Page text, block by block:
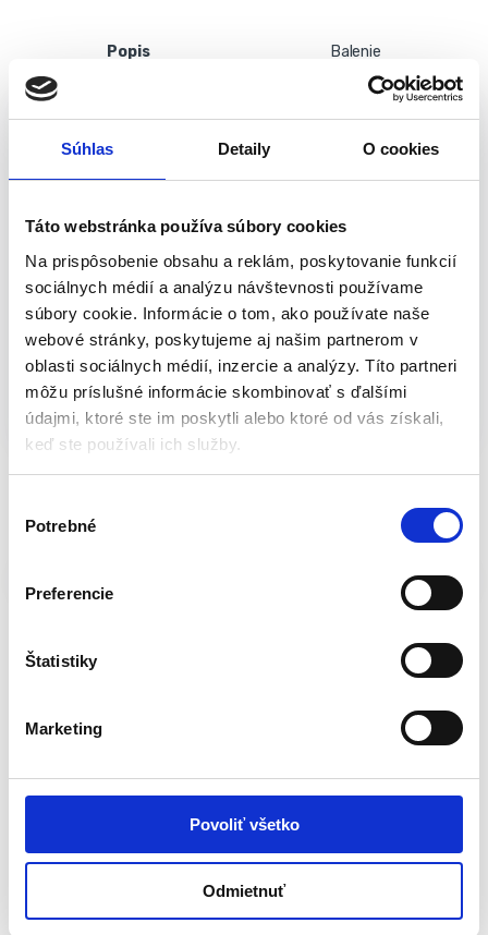
Súhlas Detaily O cookies
Táto webstránka používa súbory cookies
Na prispôsobenie obsahu a reklám, poskytovanie funkcií
sociálnych médií a analýzu návštevnosti používame
súbory cookie. Informácie o tom, ako používate naše
webové stránky, poskytujeme aj našim partnerom v
oblasti sociálnych médií, inzercie a analýzy. Títo partneri
môžu príslušné informácie skombinovať s ďalšími
údajmi, ktoré ste im poskytli alebo ktoré od vás získali,
keď ste používali ich služby.
Potrebné
Preferencie
Štatistiky
Marketing
Povoliť všetko
Odmietnuť
Popis Balenie
Rezačka obkladov a dlažby 400 mm |
MT516-2
Vlastnosti:
400mm
Guličkové ložisko
Kvalitné prevedenie
Hmotnosť: 5,25 kg
Výrobca:STREND PRO
Katalógové číslo:S-212979 Kategória:Rezačky na
dlažbu
Značky:rezačka na obklady,rezačka obkladov
STREND PRO
Značka:Strend Pro
Súvisiace produkty